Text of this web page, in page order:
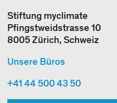
Stiftung myclimate
Pfingstweidstrasse 10
8005 Zürich, Schweiz
Unsere Büros
+41 44 500 43 50